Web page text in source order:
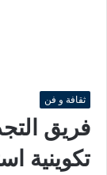
ثقافة و فن
فريق
تكوينية